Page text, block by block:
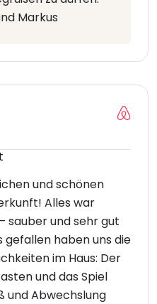
Markus
und schönen
Alles war
sauber und sehr gut
haben uns die
im Haus: Der
und das Spiel
und Abwechslung